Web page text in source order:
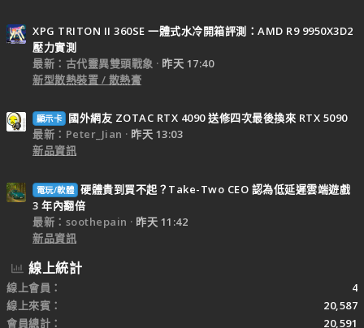
XPG TRITON II 360SE 一體式水冷開箱評測：AMD R9 9950X3D2
壓力實測
最新：古代靈異雙頭戰象
昨天 17:40
新型散熱裝置 / 散熱膏
顯示卡
國外網友 ZOTAC RTX 4090 送修四次最後換來 RTX 5090
最新：Peter_Jian
昨天 13:03
新品資訊
電玩/軟體 硬體貴到買不起？Take-Two CEO 認為低延遲雲端遊戲
3 年內翻倍
最新：soothepain
昨天 11:42
新品資訊
線上統計
線上會員
4
線上來賓
20,587
會員總計
20,591